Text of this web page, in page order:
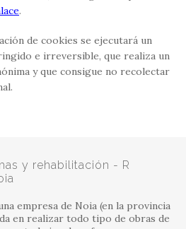
.
de cookies se ejecutará un
e irreversible, que realiza un
y que consigue no recolectar
y rehabilitación - R
empresa de Noia (en la provincia
en realizar todo tipo de obras de